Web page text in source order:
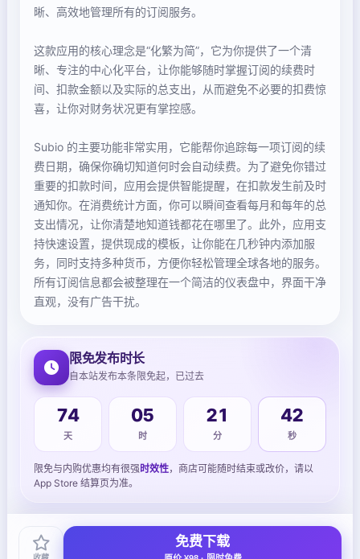
晰、高效地管理所有的订阅服务。
这款应用的核心理念是“化繁为简”，它为你提供了一个清
晰、专注的中心化平台，让你能够随时掌握订阅的续费时
间、扣款金额以及实际的总支出，从而避免不必要的扣费惊
喜，让你对财务状况更有掌控感。
Subio 的主要功能非常实用，它能帮你追踪每一项订阅的续
费日期，确保你确切知道何时会自动续费。为了避免你错过
重要的扣款时间，应用会提供智能提醒，在扣款发生前及时
通知你。在消费统计方面，你可以瞬间查看每月和每年的总
支出情况，让你清楚地知道钱都花在哪里了。此外，应用支
持快速设置，提供现成的模板，让你能在几秒钟内添加服
务，同时支持多种货币，方便你轻松管理全球各地的服务。
所有订阅信息都会被整理在一个简洁的仪表盘中，界面干净
直观，没有广告干扰。
限免发布时长
自本站发布本条限免起，已过去
74
天
05
时
21
分
42
秒
限免与内购优惠均有很强时效性，商店可能随时结束或改价，请以
App Store 结算页为准。
免费下载